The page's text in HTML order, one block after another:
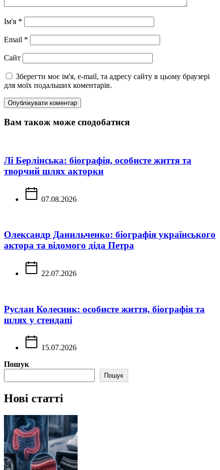
Ім'я *
Email *
Сайт
Зберегти моє ім'я, e-mail, та адресу сайту в цьому браузері
для моїх подальших коментарів.
Вам також може сподобатися
Лі Берлінська: біографія, особисте життя та
творчий шлях акторки
07.08.2026
Олександр Данильченко: біографія українського
актора та відомого діда Петра
22.07.2026
Руслан Колесник: особисте життя, біографія та
шлях у стендапі
15.07.2026
Пошук
Пошук
Нові статті